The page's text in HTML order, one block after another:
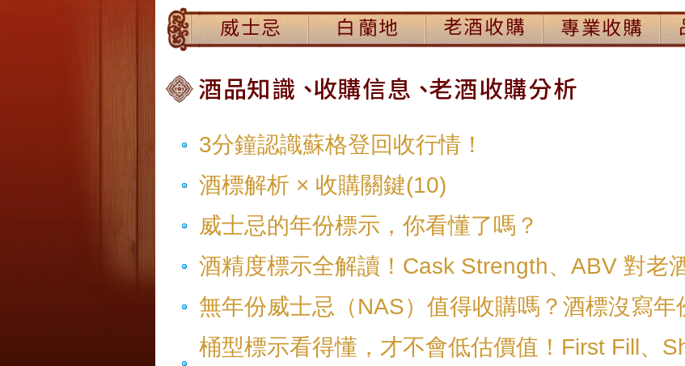
3分鐘認識蘇格登回收行情！
酒標解析 × 收購關鍵(10)
威士忌的年份標示，你看懂了嗎？
酒精度標示全解讀！Cask Strength、ABV 對老
無年份威士忌（NAS）值得收購嗎？酒標沒寫年
桶型標示看得懂，才不會低估價值！First Fill、